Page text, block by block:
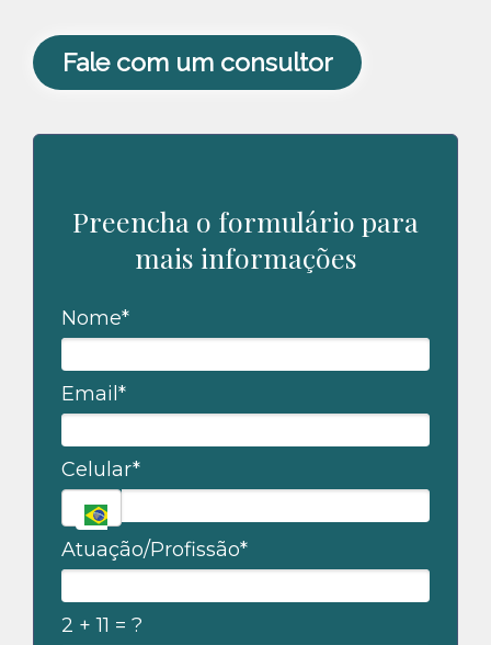
Fale com um consultor
Preencha o formulário para
mais informações
Nome*
Email*
Celular*
Atuação/Profissão*
2 + 11 = ?